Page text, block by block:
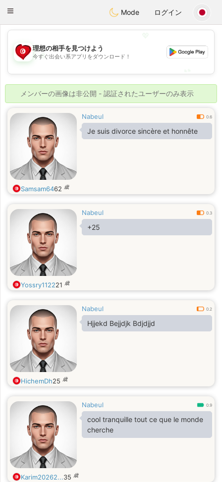
Tunisia Dating
Toggle
Mode ログイン
💖
💕
理想の相手を見つけよう
今すぐ出会い系アプリをダウンロード！
メンバーの画像は非公開 - 認証されたユーザーのみ表示
Nabeul 0.6
Je suis divorce sincère et honnête
Samsam6462 歳
Nabeul 0.3
+25
Yossry112221 歳
Nabeul 0.2
Hjjekd Bejjdjk Bdjdjjd
HichemDh25 歳
Nabeul 0.9
cool tranquille tout ce que le monde
cherche
Karim20262...35 歳